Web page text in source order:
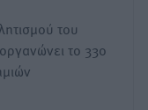
του
το 33ο